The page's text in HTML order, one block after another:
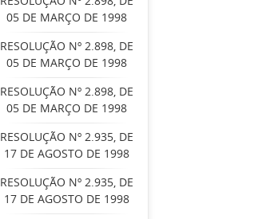
05 DE MARÇO DE 1998
RESOLUÇÃO Nº 2.898, DE
05 DE MARÇO DE 1998
RESOLUÇÃO Nº 2.898, DE
05 DE MARÇO DE 1998
RESOLUÇÃO Nº 2.935, DE
17 DE AGOSTO DE 1998
RESOLUÇÃO Nº 2.935, DE
17 DE AGOSTO DE 1998